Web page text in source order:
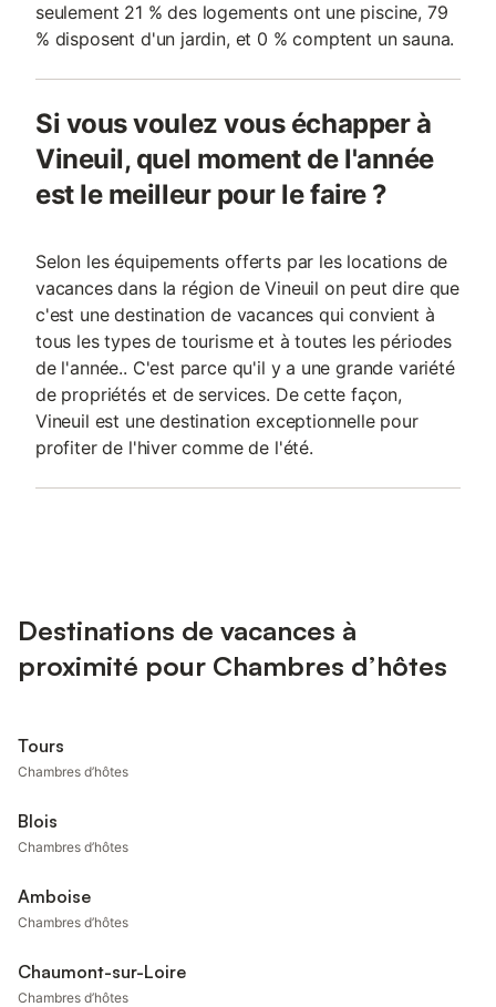
seulement 21 % des logements ont une piscine, 79
% disposent d'un jardin, et 0 % comptent un sauna.
Si vous voulez vous échapper à
Vineuil, quel moment de l'année
est le meilleur pour le faire ?
Selon les équipements offerts par les locations de
vacances dans la région de Vineuil on peut dire que
c'est une destination de vacances qui convient à
tous les types de tourisme et à toutes les périodes
de l'année.. C'est parce qu'il y a une grande variété
de propriétés et de services. De cette façon,
Vineuil est une destination exceptionnelle pour
profiter de l'hiver comme de l'été.
Destinations de vacances à
proximité pour Chambres d’hôtes
Tours
Chambres d’hôtes
Blois
Chambres d’hôtes
Amboise
Chambres d’hôtes
Chaumont-sur-Loire
Chambres d’hôtes